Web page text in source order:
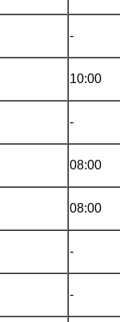
-
10:00
-
08:00
08:00
-
-